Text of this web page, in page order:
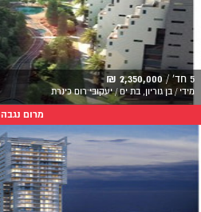
5 חד' / 2,350,000 ₪
מידי / בן גוריון, בת ים / יעקובי רום כינרת
מרום נגבה